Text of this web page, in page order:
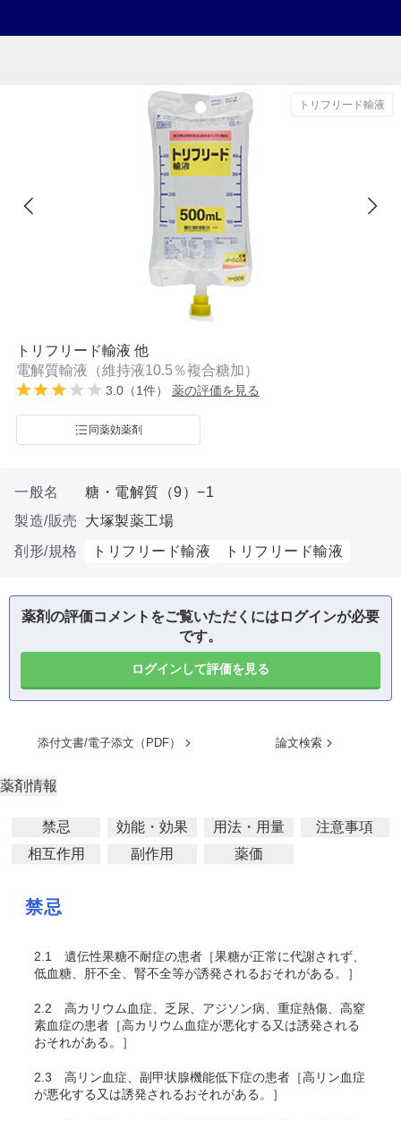
トリフリード輸液
トリフリード輸液 他
電解質輸液（維持液10.5％複合糖加）
3.0（1件） 薬の評価を見る
同薬効薬剤
一般名
糖・電解質（9）−1
製造/販売
大塚製薬工場
剤形/規格
トリフリード輸液 トリフリード輸液
薬剤の評価コメントをご覧いただくにはログインが必要
です。
ログインして評価を見る
添付文書/電子添文（PDF） 論文検索
薬剤情報
禁忌 効能・効果 用法・用量
注意事項
相互作用
副作用 薬価
禁忌
2.1
遺伝性果糖不耐症の患者［果糖が正常に代謝されず、
低血糖、肝不全、腎不全等が誘発されるおそれがある。］
2.2 高カリウム血症、乏尿、アジソン病、重症熱傷、高窒
素血症の患者［高カリウム血症が悪化する又は誘発される
おそれがある。］
2.3 高リン血症、副甲状腺機能低下症の患者［高リン血症
が悪化する又は誘発されるおそれがある。］